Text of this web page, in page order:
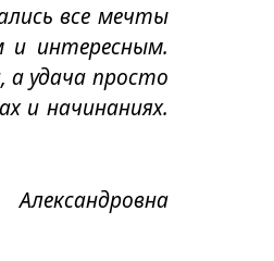
все мечты
и интересным.
удача просто
и начинаниях.